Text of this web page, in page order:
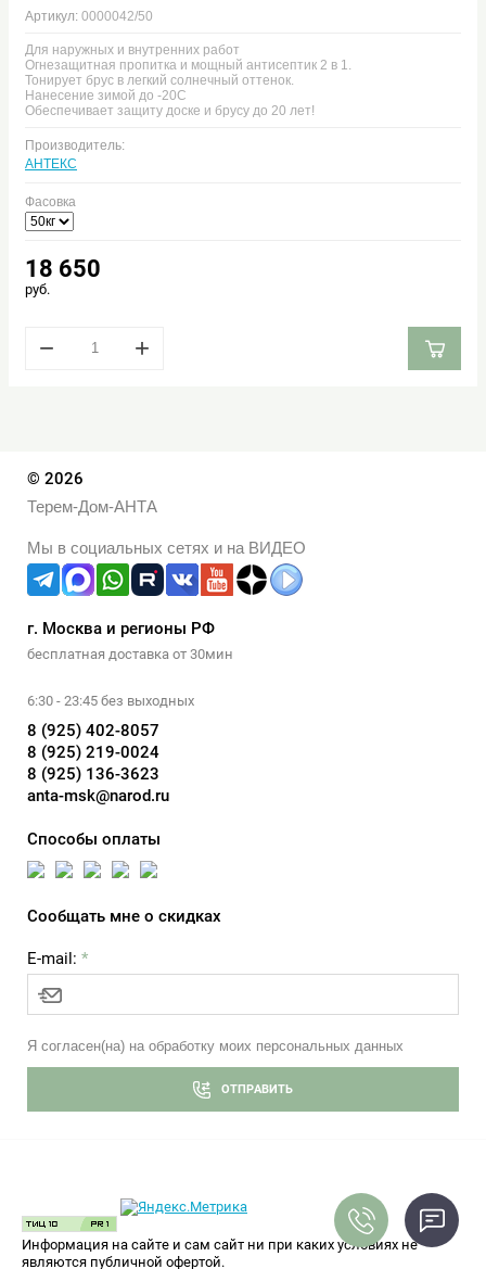
Артикул: 0000042/50
Для наружных и внутренних работ
Огнезащитная пропитка и мощный антисептик 2 в 1.
Тонирует брус в легкий солнечный оттенок.
Нанесение зимой до -20С
Обеспечивает защиту доске и брусу до 20 лет!
Производитель:
АНТЕКС
Фасовка
18 650
руб.
− +
© 2026
Терем-Дом-АНТА
Мы в социальных сетях и на ВИДЕО
г. Москва и регионы РФ
бесплатная доставка от 30мин
6:30 - 23:45 без выходных
8 (925) 402-8057
8 (925) 219-0024
8 (925) 136-3623
anta-msk@narod.ru
Способы оплаты
Сообщать мне о скидках
E-mail: *
Я согласен(на) на обработку моих персональных данных
ОТПРАВИТЬ
Информация на сайте и сам сайт ни при каких условиях не
являются публичной офертой.